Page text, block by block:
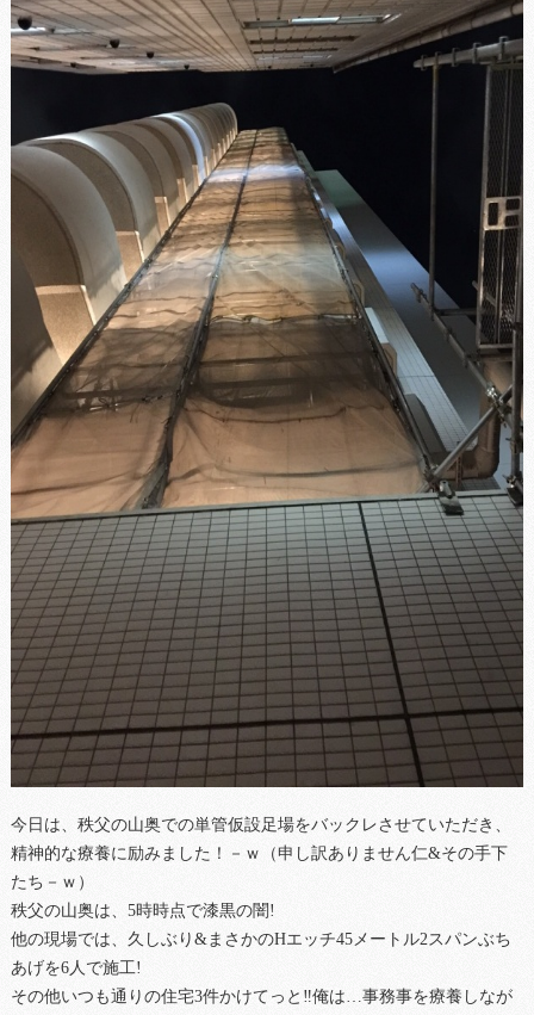
今日は、秩父の山奥での単管仮設足場をバックレさせていただき、
精神的な療養に励みました！－ｗ（申し訳ありません仁&その手下
たち－ｗ）
秩父の山奥は、5時時点で漆黒の闇!
他の現場では、久しぶり&まさかのHエッチ45メートル2スパンぶち
あげを6人で施工!
その他いつも通りの住宅3件かけてっと‼俺は…事務事を療養しなが